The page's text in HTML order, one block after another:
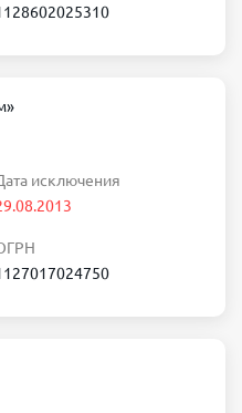
исключения